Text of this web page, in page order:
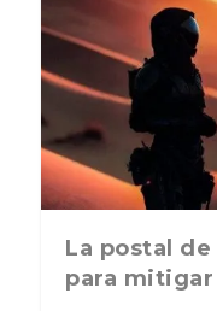
La postal
para mitigar